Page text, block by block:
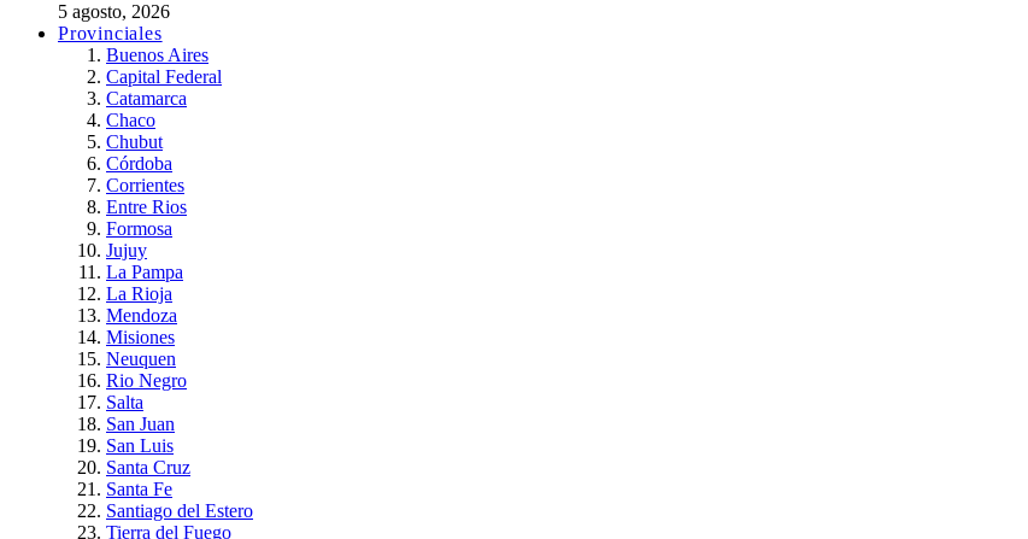
5 agosto, 2026
Provinciales
Buenos Aires
Capital Federal
Catamarca
Chaco
Chubut
Córdoba
Corrientes
Entre Rios
Formosa
Jujuy
La Pampa
La Rioja
Mendoza
Misiones
Neuquen
Rio Negro
Salta
San Juan
San Luis
Santa Cruz
Santa Fe
Santiago del Estero
Tierra del Fuego